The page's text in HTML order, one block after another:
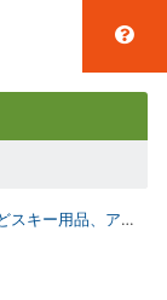
買取なら仙台の【山とエコ】